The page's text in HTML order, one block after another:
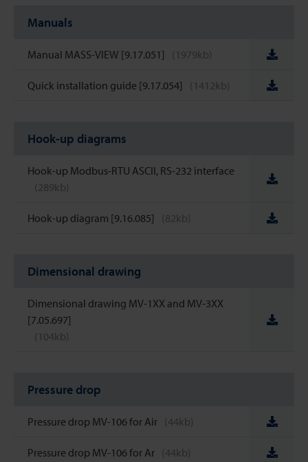
Manuals
Manual MASS-VIEW [9.17.051] (1979kb)
Quick installation guide [9.17.054] (1412kb)
Hook-up diagrams
Hook-up Modbus-RTU ASCII, RS-232 interface
(289kb)
Hook-up diagram [9.16.085] (82kb)
Dimensional drawing
Dimensional drawing MV-1XX and MV-3XX
[7.05.697]
(104kb)
Pressure drop
Pressure drop MV-106 for Air (44kb)
Pressure drop MV-106 for Ar (44kb)